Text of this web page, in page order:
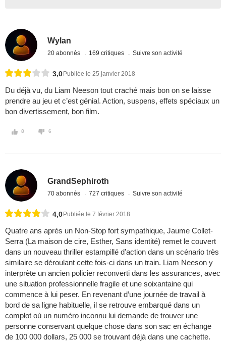
Wylan
20 abonnés 169 critiques Suivre son activité
3,0 Publiée le 25 janvier 2018
Du déjà vu, du Liam Neeson tout craché mais bon on se laisse
prendre au jeu et c’est génial. Action, suspens, effets spéciaux un
bon divertissement, bon film.
8 6
GrandSephiroth
70 abonnés 727 critiques Suivre son activité
4,0 Publiée le 7 février 2018
Quatre ans après un Non-Stop fort sympathique, Jaume Collet-
Serra (La maison de cire, Esther, Sans identité) remet le couvert
dans un nouveau thriller estampillé d’action dans un scénario très
similaire se déroulant cette fois-ci dans un train. Liam Neeson y
interprète un ancien policier reconverti dans les assurances, avec
une situation professionnelle fragile et une soixantaine qui
commence à lui peser. En revenant d’une journée de travail à
bord de sa ligne habituelle, il se retrouve embarqué dans un
complot où un numéro inconnu lui demande de trouver une
personne conservant quelque chose dans son sac en échange
de 100 000 dollars, 25 000 se trouvant déjà dans une cachette.